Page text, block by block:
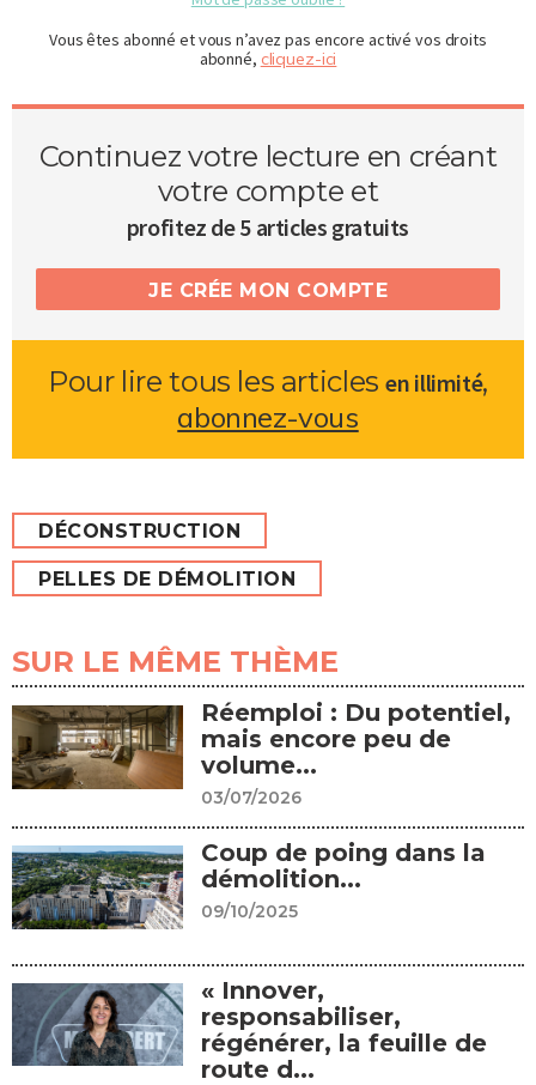
Vous êtes abonné et vous n’avez pas encore activé vos droits
abonné, cliquez-ici
Continuez votre lecture en créant
votre compte et
profitez de 5 articles gratuits
JE CRÉE MON COMPTE
Pour lire tous les articlesen illimité,
abonnez-vous
DÉCONSTRUCTION
PELLES DE DÉMOLITION
SUR LE MÊME THÈME
Réemploi : Du potentiel,
mais encore peu de
volume...
03/07/2026
Coup de poing dans la
démolition...
09/10/2025
« Innover,
responsabiliser,
régénérer, la feuille de
route d...